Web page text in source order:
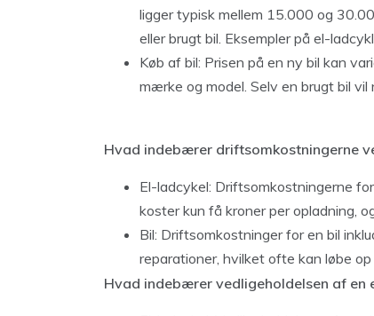
ligger typisk mellem 15.000 og
eller brugt bil. Eksempler på el-
Køb af bil: Prisen på en ny bil kan
mærke og model. Selv en brugt bil
Hvad indebærer driftsomkostningerne
El-ladcykel: Driftsomkostningerne
koster kun få kroner per opladning,
Bil: Driftsomkostninger for en bil
reparationer, hvilket ofte kan løbe
Hvad indebærer vedligeholdelsen af en